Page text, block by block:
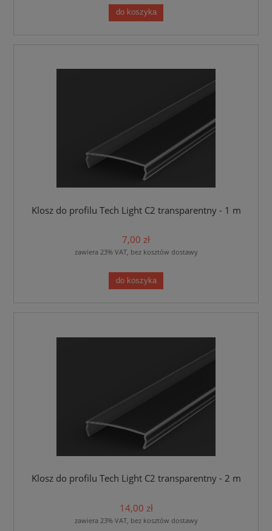
do koszyka
Klosz do profilu Tech Light C2 transparentny - 1 m
7,00 zł
zawiera 23% VAT, bez kosztów dostawy
do koszyka
Klosz do profilu Tech Light C2 transparentny - 2 m
14,00 zł
zawiera 23% VAT, bez kosztów dostawy